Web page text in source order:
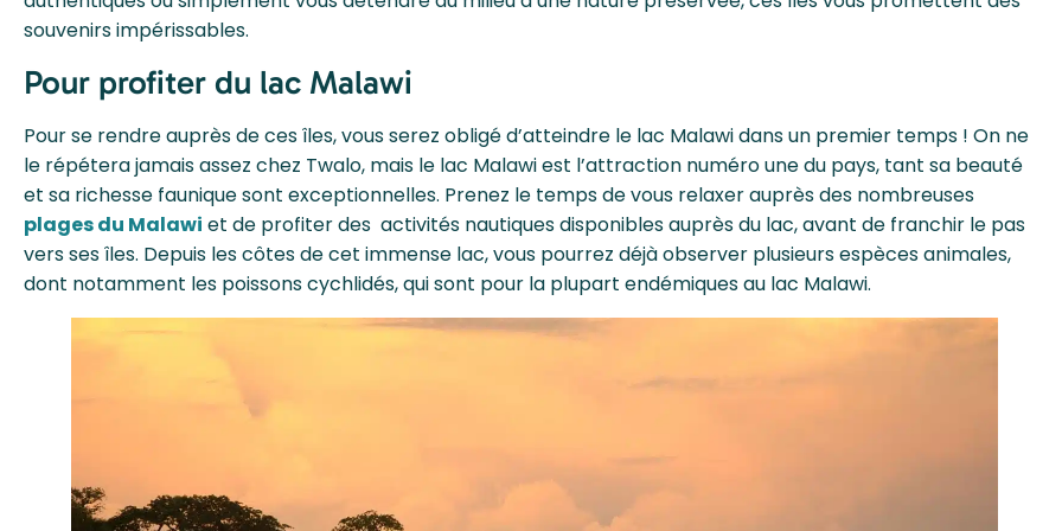
souvenirs impérissables.
Pour profiter du lac Malawi
Pour se rendre auprès de ces îles, vous serez obligé d’atteindre le lac Malawi dans un premier temps ! On ne
le répétera jamais assez chez Twalo, mais le lac Malawi est l’attraction numéro une du pays, tant sa beauté
et sa richesse faunique sont exceptionnelles. Prenez le temps de vous relaxer auprès des nombreuses
plages du Malawi et de profiter des activités nautiques disponibles auprès du lac, avant de franchir le pas
vers ses îles. Depuis les côtes de cet immense lac, vous pourrez déjà observer plusieurs espèces animales,
dont notamment les poissons cychlidés, qui sont pour la plupart endémiques au lac Malawi.